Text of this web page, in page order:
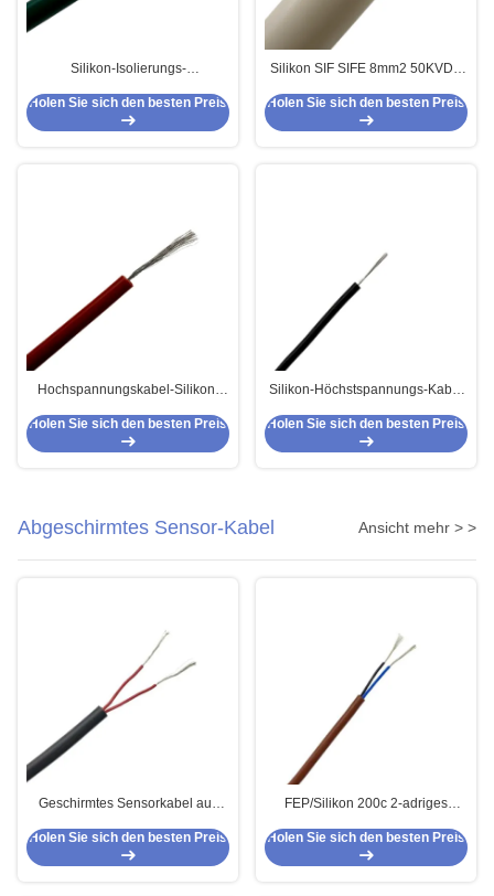
Silikon-Isolierungs-
UL3239
Holen Sie sich den besten Preis
Silikon SIF SIFE 8mm2 50KVDC
UL3239
Holen Sie sich den besten Preis
Hochspannungskabel-Silikon-
Holen Sie sich den besten Preis
Silikon-Höchstspannungs-Kabel
Holen Sie sich den besten Preis
Abgeschirmtes Sensor-Kabel Ansicht mehr > >
Geschirmtes Sensorkabel aus
mm2
Holen Sie sich den besten Preis
FEP/Silikon 200c 2-adriges
Sensorkabel 2 x 0,34 mm2
Holen Sie sich den besten Preis